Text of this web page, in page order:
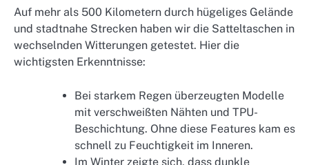
Auf mehr als 500 Kilometern durch hügeliges Gelände
und stadtnahe Strecken haben wir die Satteltaschen in
wechselnden Witterungen getestet. Hier die
wichtigsten Erkenntnisse:
Bei starkem Regen überzeugten Modelle
mit verschweißten Nähten und TPU-
Beschichtung. Ohne diese Features kam es
schnell zu Feuchtigkeit im Inneren.
Im Winter zeigte sich, dass dunkle